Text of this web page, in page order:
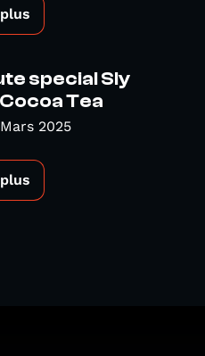
special Sly
Tea
2025